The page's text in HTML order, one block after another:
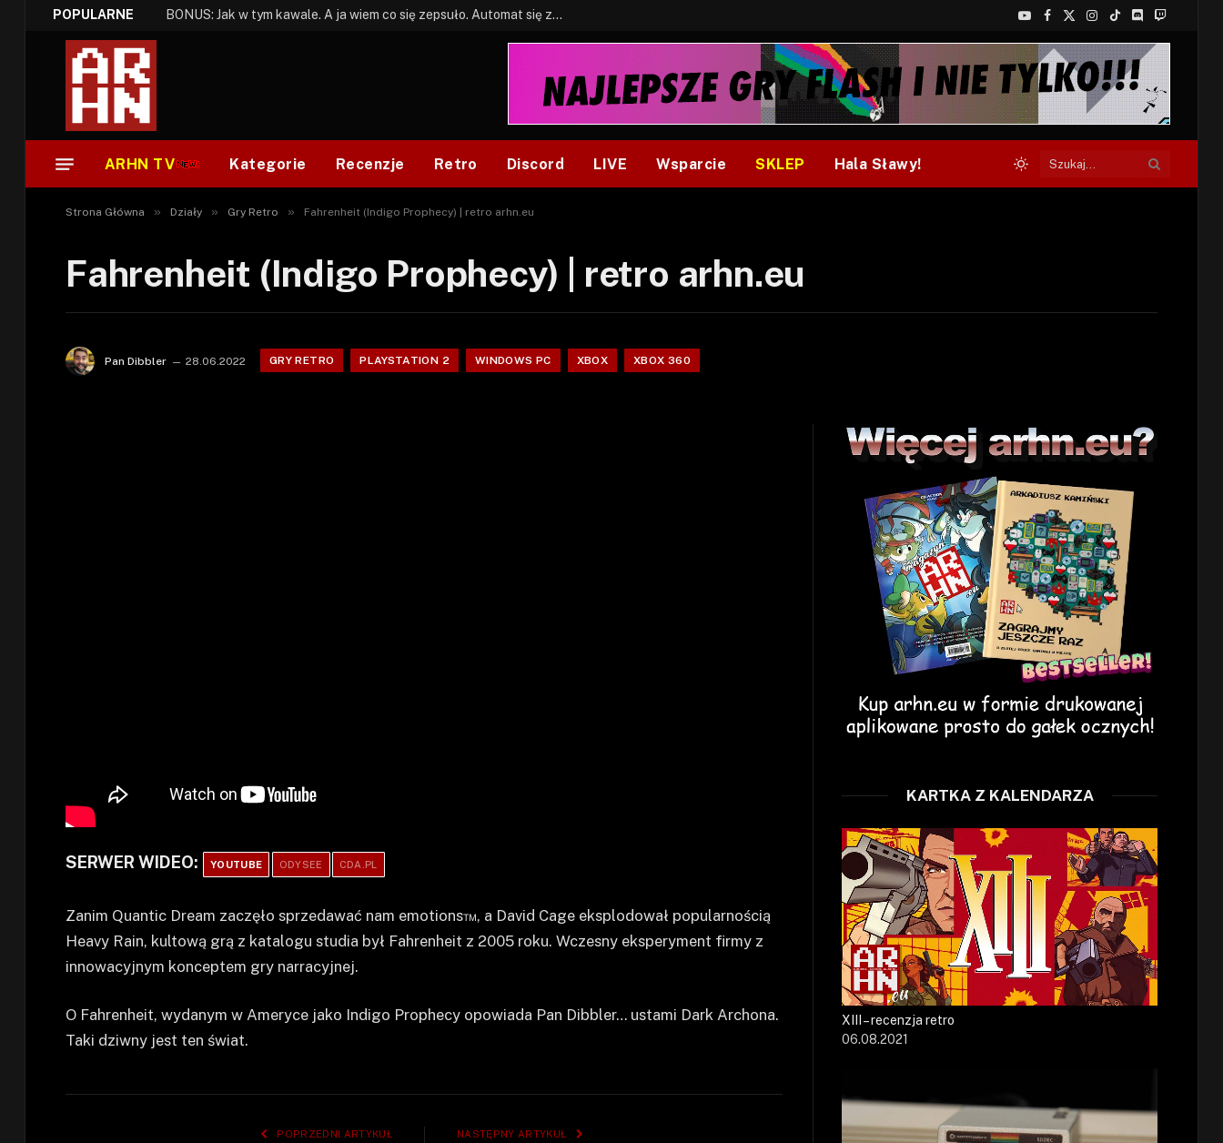
POPULARNE BONUS: Jak w tym kawale. A ja wiem co się zepsuło. Automat się zepsuł.
YouTube
Facebook
X
(Twitter)
Instagram
TikTokDiscordTwitch
ARHN TV Kategorie Recenzje Retro Discord LIVE Wsparcie SKLEP Hala Sławy!
Strona Główna » Działy » Gry Retro » Fahrenheit (Indigo Prophecy) | retro arhn.eu
Fahrenheit (Indigo Prophecy) | retro arhn.eu
Pan Dibbler 28.06.2022 GRY RETRO PLAYSTATION 2 WINDOWS PC XBOX XBOX 360
SERWER WIDEO: YOUTUBE ODYSEE CDA.PL
Zanim Quantic Dream zaczęło sprzedawać nam emotions™, a David Cage eksplodował popularnością
Heavy Rain, kultową grą z katalogu studia był Fahrenheit z 2005 roku. Wczesny eksperyment firmy z
innowacyjnym konceptem gry narracyjnej.
O Fahrenheit, wydanym w Ameryce jako Indigo Prophecy opowiada Pan Dibbler… ustami Dark Archona.
Taki dziwny jest ten świat.
POPRZEDNI ARTYKUŁ NASTĘPNY ARTYKUŁ
KARTKA Z KALENDARZA
XIII – recenzja retro
06.08.2021